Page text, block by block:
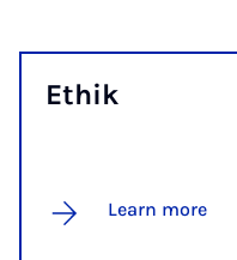
Ethik
Learn more